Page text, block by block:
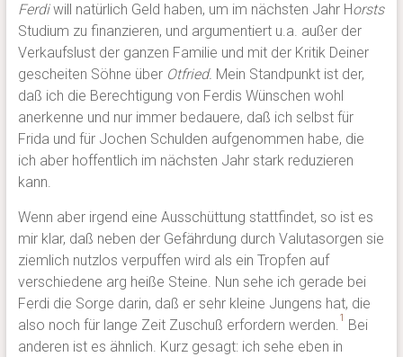
Ferdiwill natürlich Geld haben, um im nächsten Jahr Horsts
Studium zu finanzieren, und argumentiert u.a. außer der
Verkaufslust der ganzen Familie und mit der Kritik Deiner
gescheiten Söhne über Otfried. Mein Standpunkt ist der,
daß ich die Berechtigung von Ferdis Wünschen wohl
anerkenne und nur immer bedauere, daß ich selbst für
Frida und für Jochen Schulden aufgenommen habe, die
ich aber hoffentlich im nächsten Jahr stark reduzieren
kann.
Wenn aber irgend eine Ausschüttung stattfindet, so ist es
mir klar, daß neben der Gefährdung durch Valutasorgen sie
ziemlich nutzlos verpuffen wird als ein Tropfen auf
verschiedene arg heiße Steine. Nun sehe ich gerade bei
Ferdi die Sorge darin, daß er sehr kleine Jungens hat, die
also noch für lange Zeit Zuschuß erfordern werden.1
Bei
anderen ist es ähnlich. Kurz gesagt: ich sehe eben in